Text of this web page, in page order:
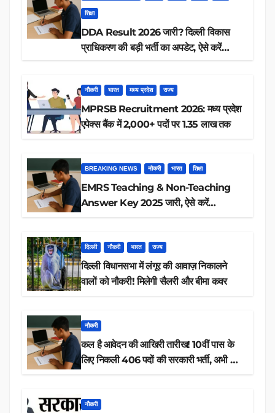
शिक्षा
DDA Result 2026 जारी? दिल्ली विकास
प्राधिकरण की बड़ी भर्ती का अपडेट, ऐसे करें
नौकरी भारत मध्य प्रदेश राज्य
MPRSB Recruitment 2026: मध्य प्रदेश
एपेक्स बैंक में 2,000+ पदों पर 1.35 लाख तक
BREAKING NEWS नौकरी भारत शिक्षा
EMRS Teaching & Non-Teaching
Answer Key 2025 जारी, ऐसे करें
दिल्ली नौकरी भारत राज्य
दिल्ली विधानसभा में लंगूर की आवाज़ निकालने
वालों को नौकरी! मिलेगी सैलरी और बीमा कवर
नौकरी
कल है आवेदन की आखिरी तारीख! 10वीं पास के
लिए निकली 406 पदों की सरकारी भर्ती, अभी करें
नौकरी